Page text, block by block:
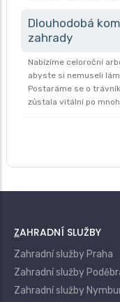
Dlouhodobá
zahrady
Nabízíme celoroční
abyste si nemuseli
Postaráme se o
zůstala vitální po
ZAHRADNÍ SLUŽBY
Zahradní služby Praha
Zahradní služby
Zahradní služby